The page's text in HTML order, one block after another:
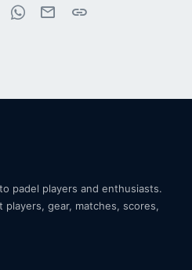
PinterestWhatsApp
Email Link
padel players and enthusiasts.
gear, matches, scores,